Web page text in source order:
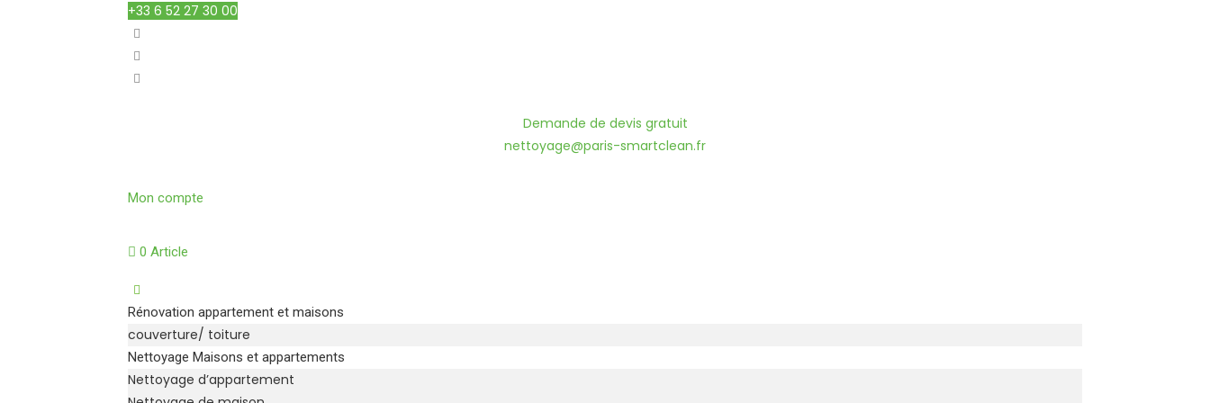
+33 6 52 27 30 00
Demande de devis gratuit
nettoyage@paris-smartclean.fr
Mon compte
0 Article
Rénovation appartement et maisons
couverture/ toiture
Nettoyage Maisons et appartements
Nettoyage d’appartement